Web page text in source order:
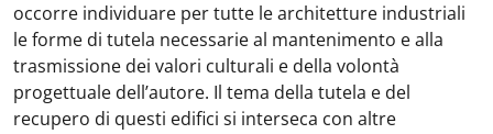
occorre individuare per tutte le architetture industriali
le forme di tutela necessarie al mantenimento e alla
trasmissione dei valori culturali e della volontà
progettuale dell’autore. Il tema della tutela e del
recupero di questi edifici si interseca con altre